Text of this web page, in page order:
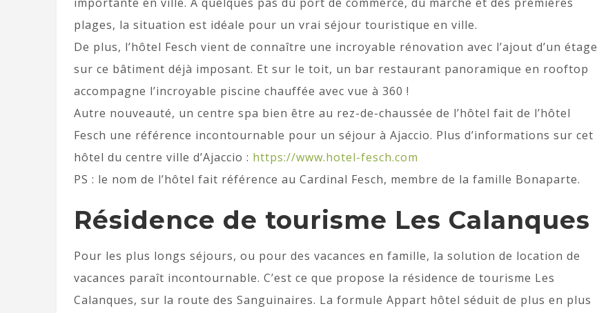
plages, la situation est idéale pour un vrai séjour touristique en ville.
De plus, l’hôtel Fesch vient de connaître une incroyable rénovation avec l’ajout d’un étage
sur ce bâtiment déjà imposant. Et sur le toit, un bar restaurant panoramique en rooftop
accompagne l’incroyable piscine chauffée avec vue à 360 !
Autre nouveauté, un centre spa bien être au rez-de-chaussée de l’hôtel fait de l’hôtel
Fesch une référence incontournable pour un séjour à Ajaccio. Plus d’informations sur cet
hôtel du centre ville d’Ajaccio : https://www.hotel-fesch.com
PS : le nom de l’hôtel fait référence au Cardinal Fesch, membre de la famille Bonaparte.
Résidence de tourisme Les Calanques
Pour les plus longs séjours, ou pour des vacances en famille, la solution de location de
vacances paraît incontournable. C’est ce que propose la résidence de tourisme Les
Calanques, sur la route des Sanguinaires. La formule Appart hôtel séduit de plus en plus